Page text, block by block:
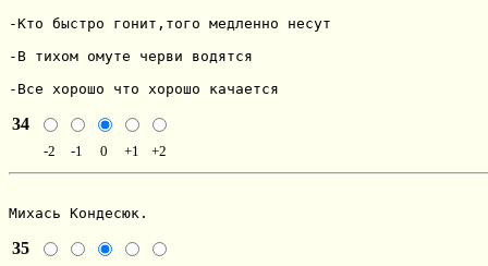
-Кто быстро гонит,того медленно несут
-В тихом омуте черви водятся
-Все хорошо что хорошо качается
34
-2 -1 0 +1 +2
Михась Кондесюк.
35